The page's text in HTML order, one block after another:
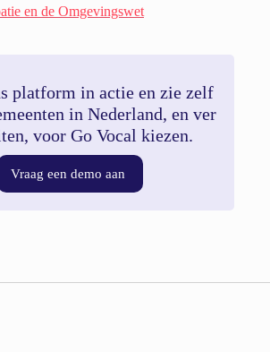
en de Omgevingswet
platform in actie en zie zelf
in Nederland, en ver
voor Go Vocal kiezen.
Vraag een demo aan